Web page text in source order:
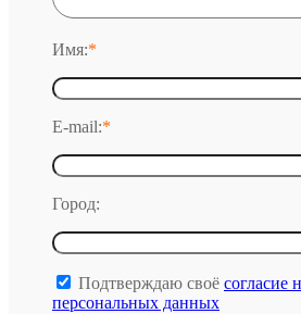
Имя:*
E-mail:*
Город:
Подтверждаю своё согласие
персональных данных